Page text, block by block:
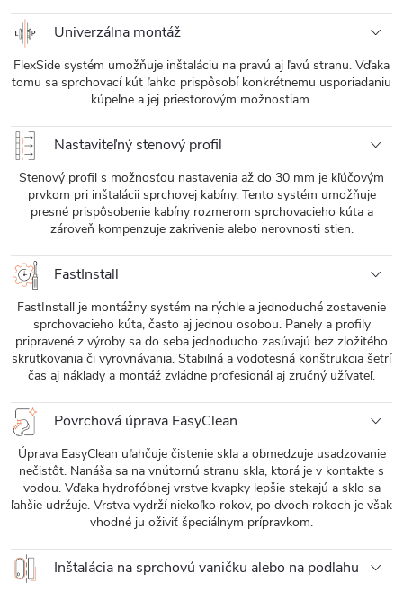
Univerzálna montáž
FlexSide systém umožňuje inštaláciu na pravú aj ľavú stranu. Vďaka
tomu sa sprchovací kút ľahko prispôsobí konkrétnemu usporiadaniu
kúpeľne a jej priestorovým možnostiam.
Nastaviteľný stenový profil
Stenový profil s možnosťou nastavenia až do 30 mm je kľúčovým
prvkom pri inštalácii sprchovej kabíny. Tento systém umožňuje
presné prispôsobenie kabíny rozmerom sprchovacieho kúta a
zároveň kompenzuje zakrivenie alebo nerovnosti stien.
FastInstall
FastInstall je montážny systém na rýchle a jednoduché zostavenie
sprchovacieho kúta, často aj jednou osobou. Panely a profily
pripravené z výroby sa do seba jednoducho zasúvajú bez zložitého
skrutkovania či vyrovnávania. Stabilná a vodotesná konštrukcia šetrí
čas aj náklady a montáž zvládne profesionál aj zručný užívateľ.
Povrchová úprava EasyClean
Úprava EasyClean uľahčuje čistenie skla a obmedzuje usadzovanie
nečistôt. Nanáša sa na vnútornú stranu skla, ktorá je v kontakte s
vodou. Vďaka hydrofóbnej vrstve kvapky lepšie stekajú a sklo sa
ľahšie udržuje. Vrstva vydrží niekoľko rokov, po dvoch rokoch je však
vhodné ju oživiť špeciálnym prípravkom.
Inštalácia na sprchovú vaničku alebo na podlahu